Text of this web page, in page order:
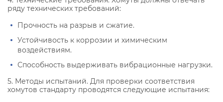
ряду технических требований:
Прочность на разрыв и сжатие.
Устойчивость к коррозии и химическим
воздействиям.
Способность выдерживать вибрационные нагрузки.
5. Методы испытаний. Для проверки соответствия
хомутов стандарту проводятся следующие испытания: